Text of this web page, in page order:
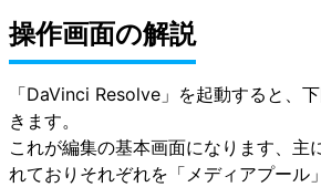
操作画面の解説
「DaVinci Resolve」を起動すると、
きます。
これが編集の基本画面になります、主
れておりそれぞれを「メディアプール